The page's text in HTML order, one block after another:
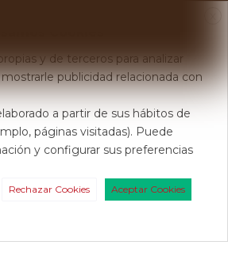
y de terceros para analizar
publicidad relacionada con
a partir de sus hábitos de
páginas visitadas). Puede
y configurar sus preferencias
Rechazar Cookies
Aceptar Cookies